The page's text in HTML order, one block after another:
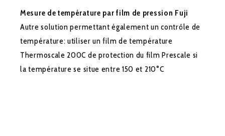
Mesure de température par film de pression Fuji
Autre solution permettant également un contrôle de
température: utiliser un film de température
Thermoscale 200C de protection du film Prescale si
la température se situe entre 150 et 210°C